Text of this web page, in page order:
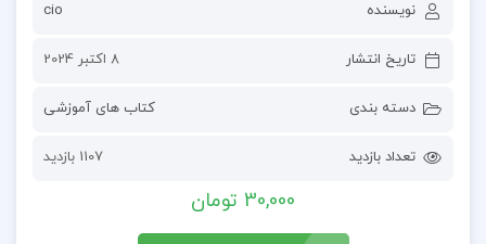
نویسنده cio
تاریخ انتشار 8 اکتبر 2024
دسته بندی کتاب های آموزشی
تعداد بازدید 1107 بازدید
30,000 تومان